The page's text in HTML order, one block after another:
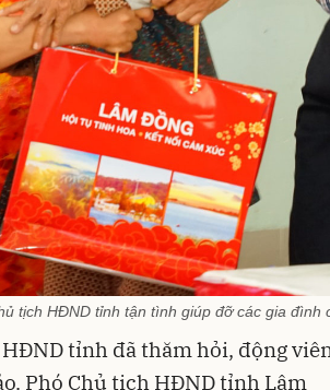
tịch HĐND tỉnh tận tình giúp đỡ các gia đình
tỉnh đã thăm hỏi, động
Phó Chủ tịch HĐND tỉnh Lâm